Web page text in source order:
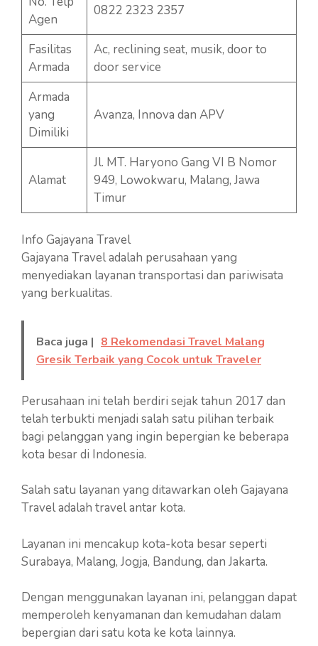
Agen
0822 2323 2357
Fasilitas
Armada
Ac, reclining seat, musik, door to
door service
Armada
yang
Dimiliki
Avanza, Innova dan APV
Alamat
Jl. MT. Haryono Gang VI B Nomor
949, Lowokwaru, Malang, Jawa
Timur
Info Gajayana Travel
Gajayana Travel adalah perusahaan yang
menyediakan layanan transportasi dan pariwisata
yang berkualitas.
Baca juga | 8 Rekomendasi Travel Malang
Gresik Terbaik yang Cocok untuk Traveler
Perusahaan ini telah berdiri sejak tahun 2017 dan
telah terbukti menjadi salah satu pilihan terbaik
bagi pelanggan yang ingin bepergian ke beberapa
kota besar di Indonesia.
Salah satu layanan yang ditawarkan oleh Gajayana
Travel adalah travel antar kota.
Layanan ini mencakup kota-kota besar seperti
Surabaya, Malang, Jogja, Bandung, dan Jakarta.
Dengan menggunakan layanan ini, pelanggan dapat
memperoleh kenyamanan dan kemudahan dalam
bepergian dari satu kota ke kota lainnya.